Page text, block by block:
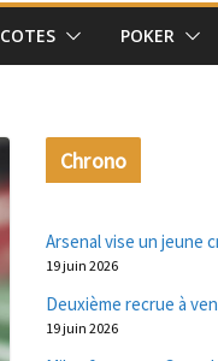
COTES POKER
Chrono
Arsenal vise un jeune
19 juin 2026
Deuxième recrue à
19 juin 2026